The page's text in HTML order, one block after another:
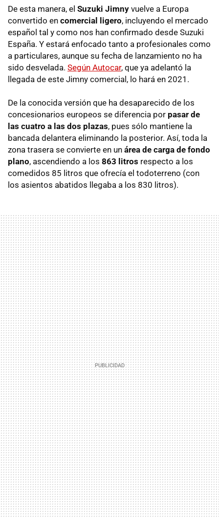
De esta manera, el Suzuki Jimny vuelve a Europa
convertido en comercial ligero, incluyendo el mercado
español tal y como nos han confirmado desde Suzuki
España. Y estará enfocado tanto a profesionales como
a particulares, aunque su fecha de lanzamiento no ha
sido desvelada. Según Autocar, que ya adelantó la
llegada de este Jimny comercial, lo hará en 2021.
De la conocida versión que ha desaparecido de los
concesionarios europeos se diferencia por pasar de
las cuatro a las dos plazas, pues sólo mantiene la
bancada delantera eliminando la posterior. Así, toda la
zona trasera se convierte en un área de carga de fondo
plano, ascendiendo a los 863 litros respecto a los
comedidos 85 litros que ofrecía el todoterreno (con
los asientos abatidos llegaba a los 830 litros).